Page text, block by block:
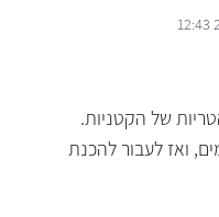
של הקטניות.
ואז לעבור להכנת